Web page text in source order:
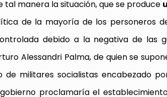
tal manera la situación, que se produce
de la mayoría de los personeros
debido a la negativa de las
Alessandri Palma, de quien se
de militares socialistas encabezado
gobierno proclamaría el